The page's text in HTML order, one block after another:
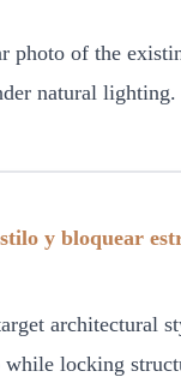
photo of the
natural lighting.
y bloquear
architectural
locking